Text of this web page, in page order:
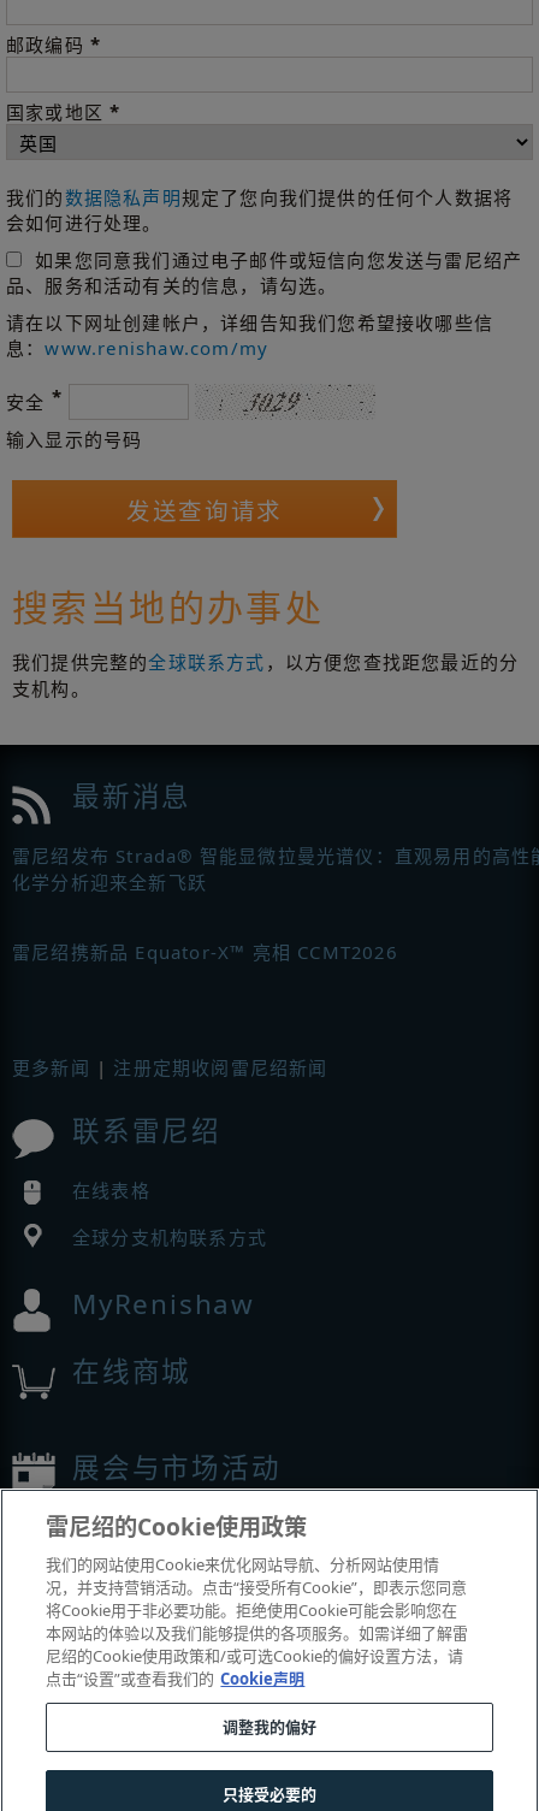
邮政编码 *
国家或地区*
我们的数据隐私声明规定了您向我们提供的任何个人数据将
会如何进行处理。
如果您同意我们通过电子邮件或短信向您发送与雷尼绍产
品、服务和活动有关的信息，请勾选。
请在以下网址创建帐户，详细告知我们您希望接收哪些信
息：www.renishaw.com/my
安全 *
输入显示的号码
搜索当地的办事处
我们提供完整的全球联系方式 ，以方便您查找距您最近的分
支机构。
最新消息
雷尼绍发布 Strada® 智能显微拉曼光谱仪：直观易用的高性
化学分析迎来全新飞跃
雷尼绍携新品 Equator-X™ 亮相 CCMT2026
更多新闻 | 注册定期收阅雷尼绍新闻
联系雷尼绍
在线表格
全球分支机构联系方式
MyRenishaw
在线商城
展会与市场活动
我们参加的活动
© 2001–2026 Renishaw plc。版权所有。
辅助功能|
雷尼绍的Cookie使用政策
我们的网站使用Cookie来优化网站导航、分析网站使用情
况，并支持营销活动。点击“接受所有Cookie”，即表示您同意
将Cookie用于非必要功能。拒绝使用Cookie可能会影响您在
本网站的体验以及我们能够提供的各项服务。如需详细了解雷
尼绍的Cookie使用政策和/或可选Cookie的偏好设置方法，请
点击“设置”或查看我们的 Cookie声明
调整我的偏好
只接受必要的